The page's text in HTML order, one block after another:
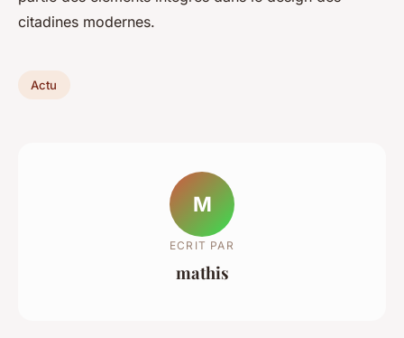
citadines modernes.
Actu
M
ECRIT PAR
mathis